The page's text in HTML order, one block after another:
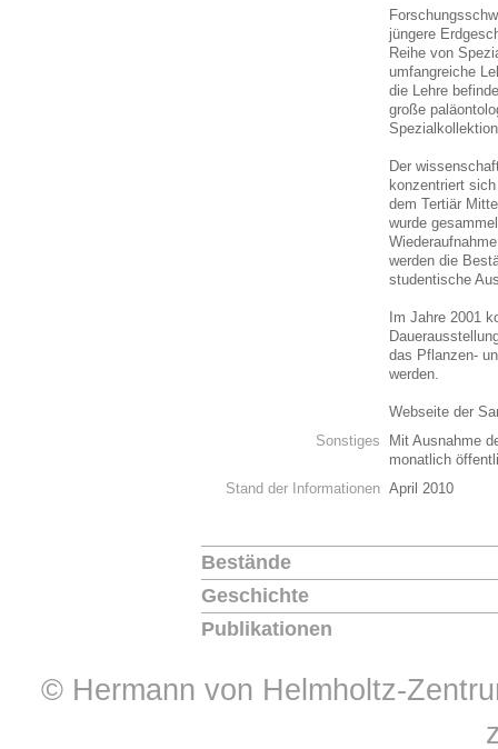
jüngere
Reihe von
umfangreiche
die Lehre
große
Der
konzentriert
dem Tertiär
wurde
werden die
studentische
Im Jahre 2001
das Pflanzen-
werden.
Webseite der
Sonstiges
Mit Ausnahme
monatlich
Stand der Informationen April 2010
Bestände
Geschichte
Publikationen
© Hermann von Helmholtz-